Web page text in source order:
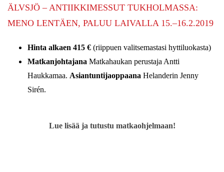
ÄLVSJÖ – ANTIIKKIMESSUT TUKHOLMASSA:
MENO LENTÄEN, PALUU LAIVALLA 15.–16.2.2019
Hinta alkaen 415 € (riippuen valitsemastasi hyttiluokasta)
Matkanjohtajana Matkahaukan perustaja Antti
Haukkamaa. Asiantuntijaoppaana Helanderin Jenny
Sirén.
Lue lisää ja tutustu matkaohjelmaan!